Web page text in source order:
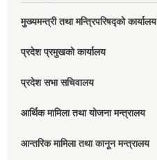
मुख्यमन्त्री तथा मन्त्रिपरिषद्को कार्यालय
प्रदेश प्रमुखको कार्यालय
प्रदेश सभा सचिवालय
आर्थिक मामिला तथा योजना मन्त्रालय
आन्तरिक मामिला तथा कानून मन्त्रालय